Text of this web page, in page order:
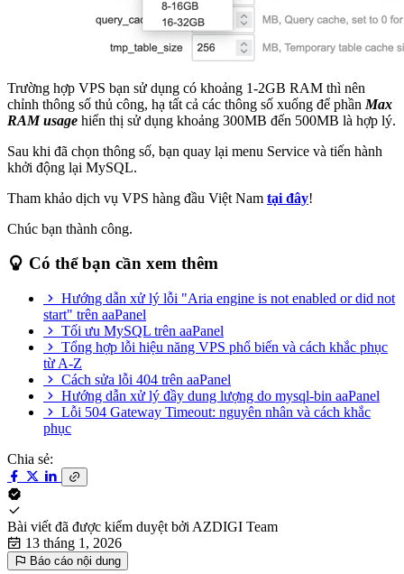
Trường hợp VPS bạn sử dụng có khoảng 1-2GB RAM thì nên
chỉnh thông số thủ công, hạ tất cả các thông số xuống để phần Max
RAM usage hiển thị sử dụng khoảng 300MB đến 500MB là hợp lý.
Sau khi đã chọn thông số, bạn quay lại menu Service và tiến hành
khởi động lại MySQL.
Tham khảo dịch vụ VPS hàng đầu Việt Nam tại đây!
Chúc bạn thành công.
Có thể bạn cần xem thêm
Hướng dẫn xử lý lỗi "Aria engine is not enabled or did not
start" trên aaPanel
Tối ưu MySQL trên aaPanel
Tổng hợp lỗi hiệu năng VPS phổ biến và cách khắc phục
từ A-Z
Cách sửa lỗi 404 trên aaPanel
Hướng dẫn xử lý đầy dung lượng do mysql-bin aaPanel
Lỗi 504 Gateway Timeout: nguyên nhân và cách khắc
phục
Chia sẻ:
Bài viết đã được kiểm duyệt bởi AZDIGI Team
13 tháng 1, 2026
Báo cáo nội dung